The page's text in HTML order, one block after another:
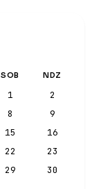
SOB NDZ
1
2
8
9
15
16
22
23
29 30